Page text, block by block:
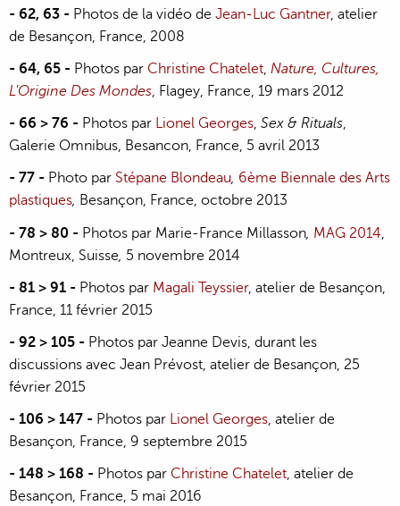
- 62, 63 - Photos de la vidéo de Jean-Luc Gantner, atelier
de Besançon, France, 2008
- 64, 65 - Photos par Christine Chatelet, Nature, Cultures,
L'Origine Des Mondes, Flagey, France, 19 mars 2012
- 66 > 76 - Photos par Lionel Georges, Sex & Rituals,
Galerie Omnibus, Besancon, France, 5 avril 2013
- 77 - Photo par Stépane Blondeau, 6ème Biennale des Arts
plastiques, Besançon, France, octobre 2013
- 78 > 80 - Photos par Marie-France Millasson MAG 2014
Montreux, Suisse 5 novembre 2014
- 81 > 91 - Photos par Magali Teyssier, atelier de Besançon,
France, 11 février 2015
- 92 > 105 - Photos par Jeanne Devis, durant les
discussions avec Jean Prévost, atelier de Besançon, 25
février 2015
- 106 > 147 - Photos par Lionel Georges, atelier de
Besançon, France, 9 septembre 2015
- 148 > 168 - Photos par Christine Chatelet, atelier de
Besançon, France, 5 mai 2016